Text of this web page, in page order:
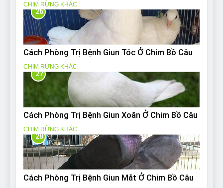
CHIM RỪNG KHÁC
26
Cách Phòng Trị Bệnh Giun Tóc Ở Chim Bồ Câu
CHIM RỪNG KHÁC
27
Cách Phòng Trị Bệnh Giun Xoăn Ở Chim Bồ Câu
CHIM RỪNG KHÁC
28
Cách Phòng Trị Bệnh Giun Mắt Ở Chim Bồ Câu